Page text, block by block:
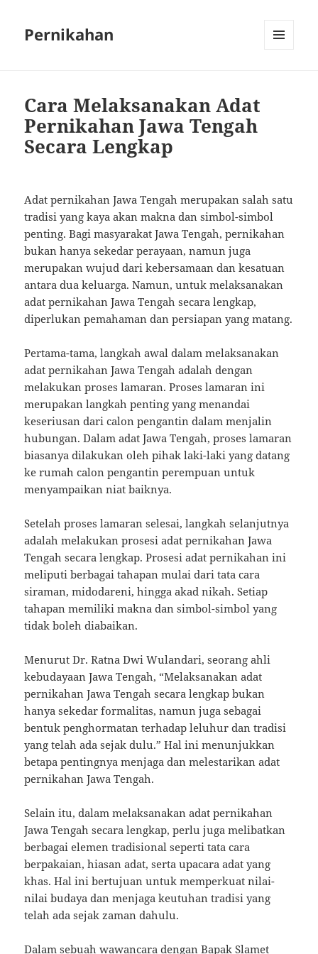
Pernikahan
Cara Melaksanakan Adat
Pernikahan Jawa Tengah
Secara Lengkap
Adat pernikahan Jawa Tengah merupakan salah satu
tradisi yang kaya akan makna dan simbol-simbol
penting. Bagi masyarakat Jawa Tengah, pernikahan
bukan hanya sekedar perayaan, namun juga
merupakan wujud dari kebersamaan dan kesatuan
antara dua keluarga. Namun, untuk melaksanakan
adat pernikahan Jawa Tengah secara lengkap,
diperlukan pemahaman dan persiapan yang matang.
Pertama-tama, langkah awal dalam melaksanakan
adat pernikahan Jawa Tengah adalah dengan
melakukan proses lamaran. Proses lamaran ini
merupakan langkah penting yang menandai
keseriusan dari calon pengantin dalam menjalin
hubungan. Dalam adat Jawa Tengah, proses lamaran
biasanya dilakukan oleh pihak laki-laki yang datang
ke rumah calon pengantin perempuan untuk
menyampaikan niat baiknya.
Setelah proses lamaran selesai, langkah selanjutnya
adalah melakukan prosesi adat pernikahan Jawa
Tengah secara lengkap. Prosesi adat pernikahan ini
meliputi berbagai tahapan mulai dari tata cara
siraman, midodareni, hingga akad nikah. Setiap
tahapan memiliki makna dan simbol-simbol yang
tidak boleh diabaikan.
Menurut Dr. Ratna Dwi Wulandari, seorang ahli
kebudayaan Jawa Tengah, “Melaksanakan adat
pernikahan Jawa Tengah secara lengkap bukan
hanya sekedar formalitas, namun juga sebagai
bentuk penghormatan terhadap leluhur dan tradisi
yang telah ada sejak dulu.” Hal ini menunjukkan
betapa pentingnya menjaga dan melestarikan adat
pernikahan Jawa Tengah.
Selain itu, dalam melaksanakan adat pernikahan
Jawa Tengah secara lengkap, perlu juga melibatkan
berbagai elemen tradisional seperti tata cara
berpakaian, hiasan adat, serta upacara adat yang
khas. Hal ini bertujuan untuk memperkuat nilai-
nilai budaya dan menjaga keutuhan tradisi yang
telah ada sejak zaman dahulu.
Dalam sebuah wawancara dengan Bapak Slamet